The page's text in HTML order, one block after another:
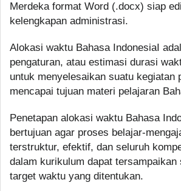
Merdeka format Word (.docx) siap
kelengkapan administrasi.
Alokasi waktu Bahasa IndonesiaI
pengaturan, atau estimasi durasi
untuk menyelesaikan suatu kegiatan
mencapai tujuan materi pelajaran
Penetapan alokasi waktu Bahasa
bertujuan agar proses belajar-
terstruktur, efektif, dan seluruh
dalam kurikulum dapat tersampaikan
target waktu yang ditentukan.